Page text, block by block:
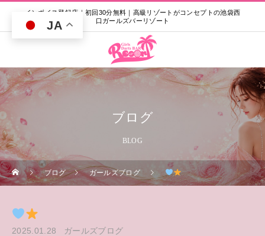
インボイス登録店｜初回30分無料｜高級リゾートがコンセプトの池袋西
口ガールズバーリゾート
ブログ
BLOG
ブログ ガールズブログ
2025.01.28 ガールズブログ
JA